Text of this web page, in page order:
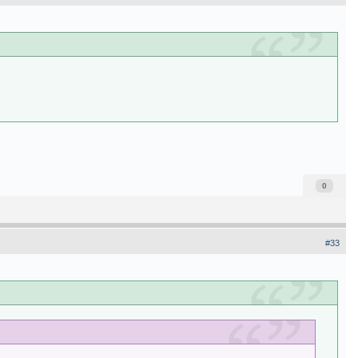
0
#33